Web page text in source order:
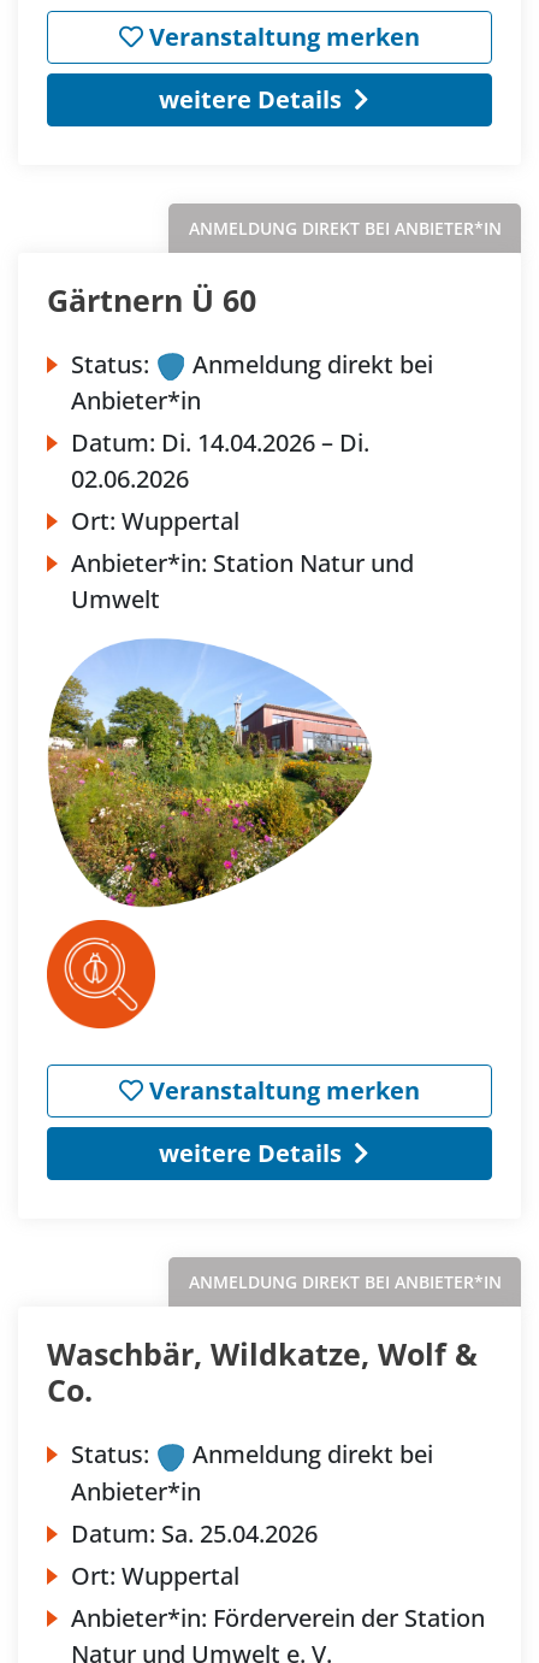
Veranstaltung merken
weitere Details
ANMELDUNG DIREKT BEI ANBIETER*IN
Gärtnern Ü 60
Status:
Anmeldung direkt bei
Anbieter*in
Datum: Di. 14.04.2026 – Di.
02.06.2026
Ort: Wuppertal
Anbieter*in: Station Natur und
Umwelt
Veranstaltung merken
weitere Details
ANMELDUNG DIREKT BEI ANBIETER*IN
Waschbär, Wildkatze, Wolf &
Co.
Status:
Anmeldung direkt bei
Anbieter*in
Datum: Sa. 25.04.2026
Ort: Wuppertal
Anbieter*in: Förderverein der Station
Natur und Umwelt e. V.